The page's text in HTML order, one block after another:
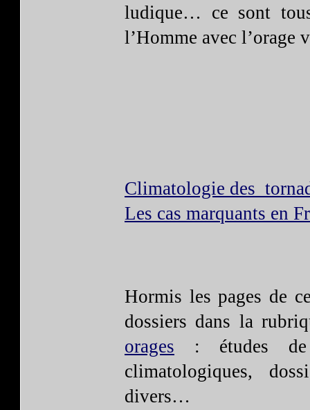
ludique… ce sont
l’Homme avec l’orage
Climatologie des
Les cas marquants en
Hormis les pages de
dossiers dans la
orages : études de
climatologiques,
divers…